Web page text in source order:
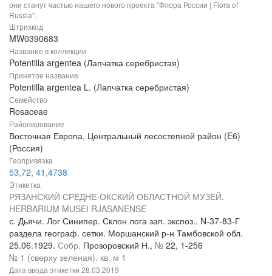
они станут частью нашего нового проекта "Флора России | Flora of
Russia".
Штрихкод
MW0390683
Название в коллекции
Potentilla argentea (Лапчатка серебристая)
Принятое название
Potentilla argentea L. (Лапчатка серебристая)
Семейство
Rosaceae
Районирование
Восточная Европа, Центральный лесостепной район (E6)
(Россия)
Геопривязка
53,72, 41,4738
Этикетка
РЯЗАНСКИЙ СРЕДНЕ-ОКСКИЙ ОБЛАСТНОЙ МУЗЕЙ.
HERBARIUM MUSEI RJASANENSE
с. Дьячи. Лог Синипер. Склон лога зап. экспоз.. N-37-83-Г
раздела географ. сетки. Моршанский р-н Тамбовской обл.
25.06.1929. Собр. Прозоровский Н., № 22, 1-256
№ 1 (сверху зеленая). кв. м 1
Дата ввода этикетки 28.03.2019